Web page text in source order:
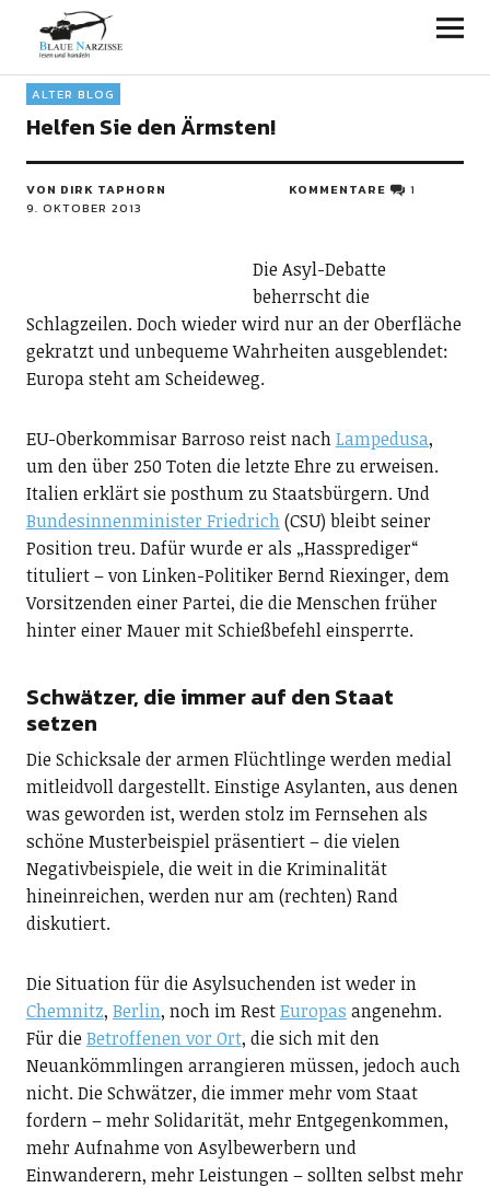
Blaue Narzisse
ALTER BLOG
Helfen Sie den Ärmsten!
VON DIRK TAPHORN
9. OKTOBER 2013
KOMMENTARE 1
Die Asyl-Debatte
beherrscht die
Schlagzeilen. Doch wieder wird nur an der Oberfläche
gekratzt und unbequeme Wahrheiten ausgeblendet:
Europa steht am Scheideweg.
EU-Oberkommisar Barroso reist nachLampedusa,
um den über 250 Toten die letzte Ehre zu erweisen.
Italien erklärt sie posthum zu Staatsbürgern. Und
Bundesinnenminister Friedrich(CSU) bleibt seiner
Position treu. Dafür wurde er als „Hassprediger“
tituliert – von Linken-Politiker Bernd Riexinger, dem
Vorsitzenden einer Partei, die die Menschen früher
hinter einer Mauer mit Schießbefehl einsperrte.
Schwätzer, die immer auf den Staat
setzen
Die Schicksale der armen Flüchtlinge werden medial
mitleidvoll dargestellt. Einstige Asylanten, aus denen
was geworden ist, werden stolz im Fernsehen als
schöne Musterbeispiel präsentiert – die vielen
Negativbeispiele, die weit in die Kriminalität
hineinreichen, werden nur am (rechten) Rand
diskutiert.
Die Situation für die Asylsuchenden ist weder in
Chemnitz, Berlin, noch im RestEuropas angenehm.
Für dieBetroffenen vor Ort, die sich mit den
Neuankömmlingen arrangieren müssen, jedoch auch
nicht. Die Schwätzer, die immer mehr vom Staat
fordern – mehr Solidarität, mehr Entgegenkommen,
mehr Aufnahme von Asylbewerbern und
Einwanderern, mehr Leistungen – sollten selbst mehr